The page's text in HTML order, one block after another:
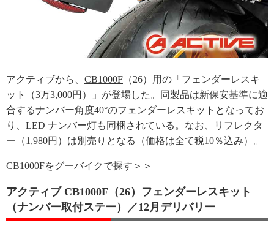
アクティブから、 CB1000F （26）用の「フェンダーレスキ
ット（3万3,000円）」が登場した。同製品は新保安基準に適
合するナンバー角度40°のフェンダーレスキットとなってお
り、LED ナンバー灯も同梱されている。なお、リフレクタ
ー（1,980円）は別売りとなる（価格は全て税10％込み）。
CB1000Fをグーバイクで探す＞＞
アクティブ CB1000F（26）フェンダーレスキット
（ナンバー取付ステー）／12月デリバリー